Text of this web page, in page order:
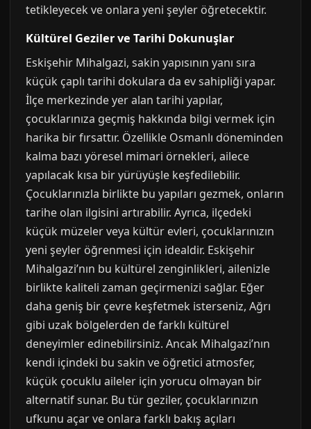
tetikleyecek ve onlara yeni şeyler öğretecektir.
Kültürel Geziler ve Tarihi Dokunuşlar
Eskişehir Mihalgazi, sakin yapısının yanı sıra
küçük çaplı tarihi dokulara da ev sahipliği yapar.
İlçe merkezinde yer alan tarihi yapılar,
çocuklarınıza geçmiş hakkında bilgi vermek için
harika bir fırsattır. Özellikle Osmanlı döneminden
kalma bazı yöresel mimari örnekleri, ailece
yapılacak kısa bir yürüyüşle keşfedilebilir.
Çocuklarınızla birlikte bu yapıları gezmek, onların
tarihe olan ilgisini artırabilir. Ayrıca, ilçedeki
küçük müzeler veya kültür evleri, çocuklarınızın
yeni şeyler öğrenmesi için idealdir. Eskişehir
Mihalgazi’nın bu kültürel zenginlikleri, ailenizle
birlikte kaliteli zaman geçirmenizi sağlar. Eğer
daha geniş bir çevre keşfetmek isterseniz, Ağrı
gibi uzak bölgelerden de farklı kültürel
deneyimler edinebilirsiniz. Ancak Mihalgazi’nın
kendi içindeki bu sakin ve öğretici atmosfer,
küçük çocuklu aileler için yorucu olmayan bir
alternatif sunar. Bu tür geziler, çocuklarınızın
ufkunu açar ve onlara farklı bakış açıları